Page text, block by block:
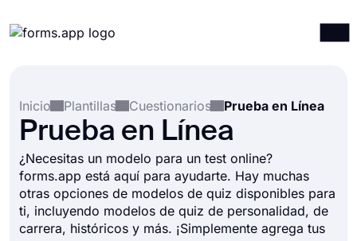
Integraciones
Plantillas
Recursos
Precios
Inicio
Plantillas Cuestionarios Prueba en Línea
Prueba en Línea
¿Necesitas un modelo para un test online?
forms.app está aquí para ayudarte. Hay muchas
otras opciones de modelos de quiz disponibles para
ti, incluyendo modelos de quiz de personalidad, de
carrera, históricos y más. ¡Simplemente agrega tus